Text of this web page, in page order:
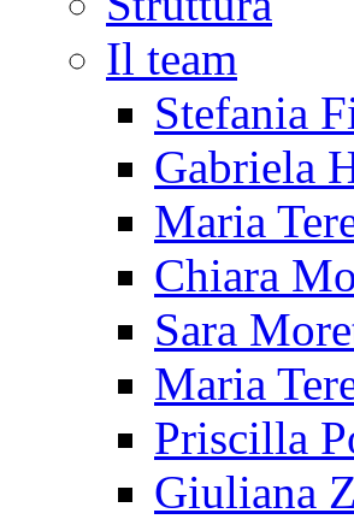
Il team
Stefania
Gabriela
Maria
Chiara
Sara
Maria
Priscilla
Giuliana